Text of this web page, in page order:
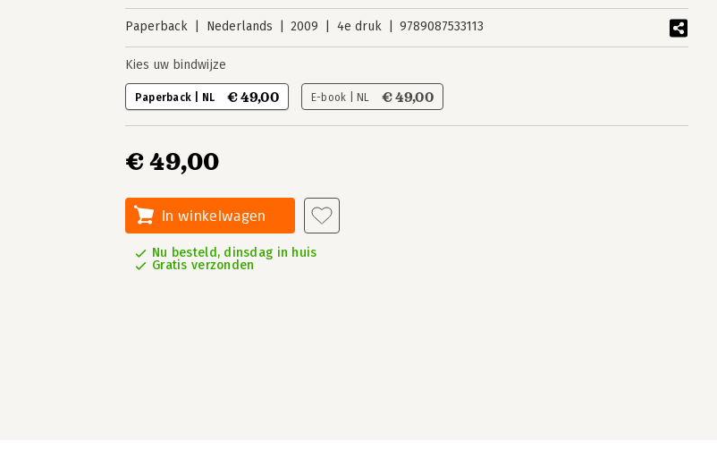
Paperback Nederlands 2009 4e druk 9789087533113
Kies uw bindwijze
Paperback | NL € 49,00 E-book | NL € 49,00
€ 49,00
In winkelwagen
Nu besteld, dinsdag in huis
Gratis verzonden